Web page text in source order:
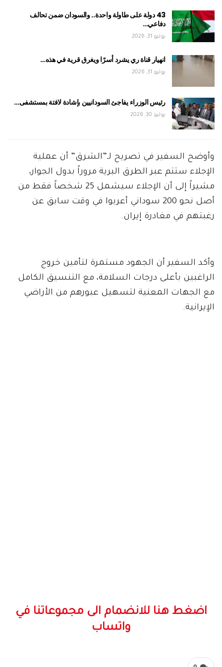
43 دولة على طاولة واحدة.. والسودان ضمن تحالف
دفاعي…
يوليو 31, 2026
انهيار قناة ري يشرد أسرًا ويغرق قرية في هذه…
يوليو 31, 2026
رئيس الوزراء يفاجئ السودانيين بإشادة لافتة بمستشفى…
يوليو 30, 2026
وأوضح السفير في تصريح لـ”الشرق” أن عملية
الإجلاء ستتم عبر الطرق البرية مروراً بدول الجوار،
مشيراً إلى أن الإجلاء سيشمل 25 شخصاً فقط من
أصل نحو 200 سوداني أعربوا في وقت سابق عن
رغبتهم في مغادرة إيران.
وأكد السفير أن الجهود مستمرة لتأمين خروج
الراغبين بأعلى درجات السلامة، مع التنسيق الكامل
مع الجهات المعنية لتسهيل عبورهم من الأراضي
الإيرانية.
اضغط هنا للانضمام الى مجموعاتنا في
واتساب